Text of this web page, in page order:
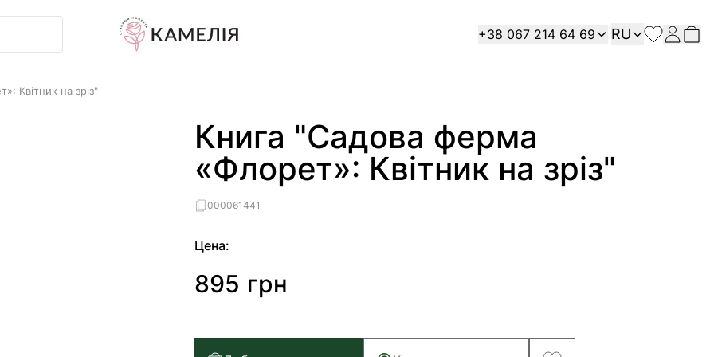
Contact
+38 067 214 64 69 Язык
RU
Квітник на зріз"
Книга "Садова ферма
«Флорет»: Квітник на зріз"
000061441
Цена:
895 грн